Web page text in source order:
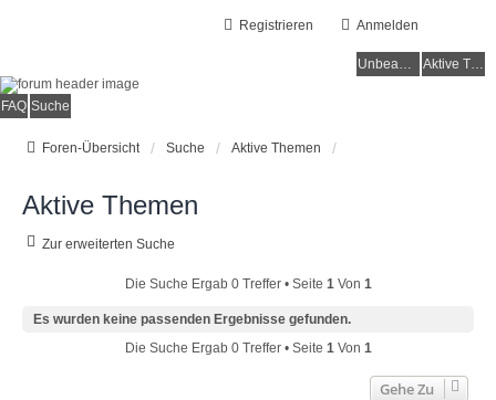
Anmelden
Registrieren
Unbeantwortete Themen Aktive Themen
FAQ Suche
Foren-Übersicht Suche Aktive Themen
Aktive Themen
Zur erweiterten Suche
Die Suche Ergab 0 Treffer • Seite 1Von 1
Es wurden keine passenden Ergebnisse gefunden.
Die Suche Ergab 0 Treffer • Seite 1Von 1
Gehe Zu